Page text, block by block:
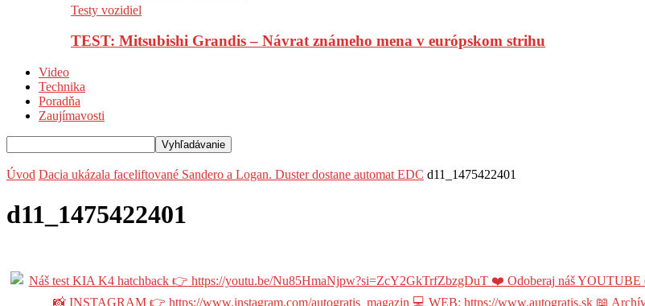
Testy vozidiel
TEST: Mitsubishi Grandis – Návrat známeho mena v európskom strihu
Video
Technika
Poradňa
Zaujímavosti
Úvod Dacia ukázala faceliftované Sandero a Logan. Duster dostane automat EDC d11_1475422401
d11_1475422401